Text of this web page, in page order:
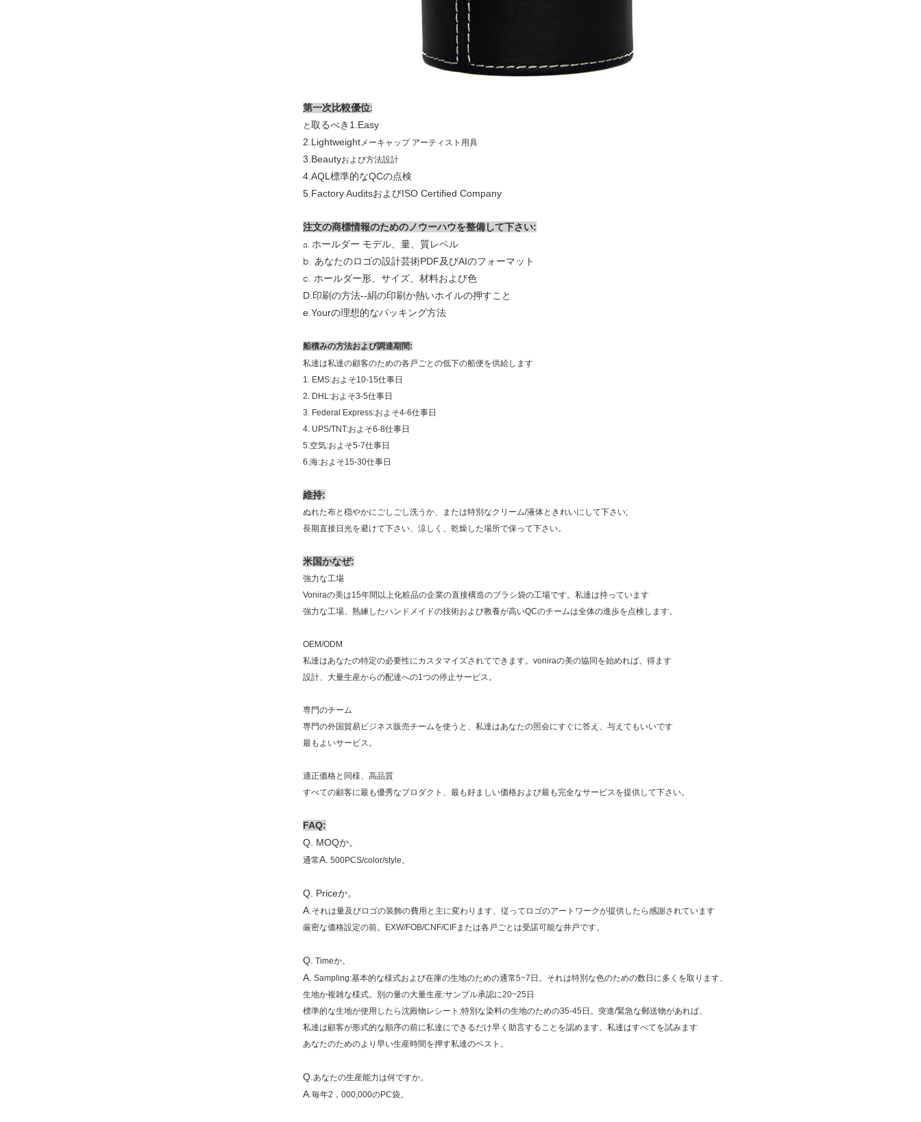
第一次比較優位:
と 取るべき 1.Easy
2.Lightweightメーキャップ アーティスト用具
3.Beautyおよび方法設計
4.AQL標準的なQCの点検
5.Factory AuditsおよびISO Certified Company
注文の商標情報のためのノウーハウを整備して下さい:
a. ホールダー モデル、量、質レベル
b. あなたのロゴの設計芸術PDF及びAIのフォーマット
c. ホールダー形、サイズ、材料および色
D. 印刷の方法--絹の印刷か熱いホイルの押すこと
e.Yourの理想的なパッキング方法
船積みの方法および調達期間:
私達は私達の顧客のための各戸ごとの低下の船便を供給します
1. EMS:およそ10-15仕事日
2. DHL:およそ3-5仕事日
3. Federal Express:およそ4-6仕事日
4. UPS/TNT:およそ6-8仕事日
5.空気:およそ5-7仕事日
6.海:およそ15-30仕事日
維持:
ぬれた布と穏やかにごしごし洗うか、または特別なクリーム/液体ときれいにして下さい;
長期直接日光を避けて下さい、涼しく、乾燥した場所で保って下さい。
米国かなぜ:
強力な工場
Voniraの美は15年間以上化粧品の企業の直接構造のブラシ袋の工場です。私達は持っています
強力な工場、熟練したハンドメイドの技術および教養が高いQCのチームは全体の進歩を点検します。
OEM/ODM
私達はあなたの特定の必要性にカスタマイズされてできます。voniraの美の協同を始めれば、得ます
設計、大量生産からの配達への1つの停止サービス。
専門のチーム
専門の外国貿易ビジネス販売チームを使うと、私達はあなたの照会にすぐに答え、与えてもいいです
最もよいサービス。
適正価格と同様、高品質
すべての顧客に最も優秀なプロダクト、最も好ましい価格および最も完全なサービスを提供して下さい。
FAQ:
Q. MOQか。
通常A. 500PCS/color/style。
Q. Priceか。
A. それは量及びロゴの装飾の費用と主に変わります、従ってロゴのアートワークが提供したら感謝されています
厳密な価格設定の前。EXW/FOB/CNF/CIFまたは各戸ごとは受諾可能な井戸です。
Q. Timeか。
A. Sampling:基本的な様式および在庫の生地のための通常5~7日。それは特別な色のための数日に多くを取ります、
生地か複雑な様式。別の量の大量生産:サンプル承認に20~25日
標準的な生地が使用したら沈殿物レシート;特別な染料の生地のための35-45日。突進/緊急な郵送物があれば、
私達は顧客が形式的な順序の前に私達にできるだけ早く助言することを認めます。私達はすべてを試みます
あなたのためのより早い生産時間を押す私達のベスト。
Q. あなたの生産能力は何ですか。
A. 毎年2，000,000のPC袋。